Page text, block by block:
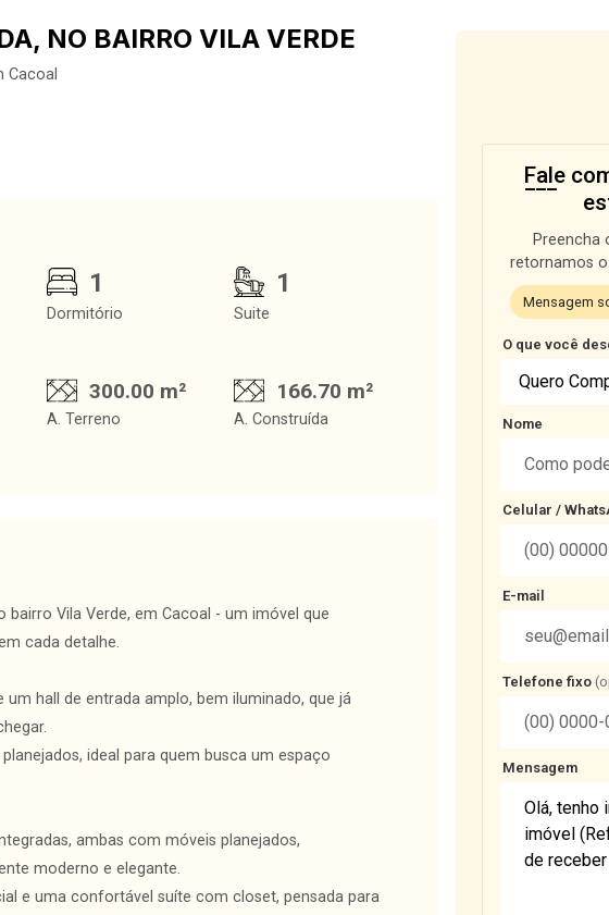
NO BAIRRO VILA VERDE
Cacoal
1
Dormitório
1
Suite
300.00 m²
A. Terreno
166.70 m²
A. Construída
Vila Verde, em Cacoal - um imóvel que
cada detalhe.
hall de entrada amplo, bem iluminado, que já
ideal para quem busca um espaço
ambas com móveis planejados,
moderno e elegante.
e uma confortável suíte com closet, pensada para
Fale
Preencha
retornamos
Mensagem
O que você
Quero
Nome
Celular /
E-mail
Telefone fixo
Mensagem